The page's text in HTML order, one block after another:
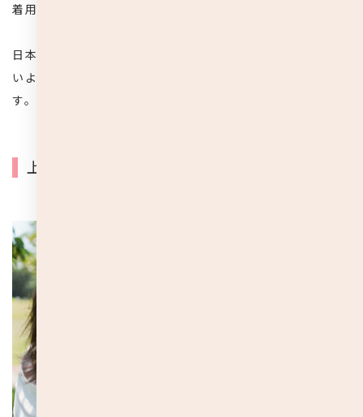
着用させないよう注意しましょう。
日本小児科医会でも、2歳未満の子供にマスクは着用させな
いよう
す。
上手なマスク選びのポイント3つ